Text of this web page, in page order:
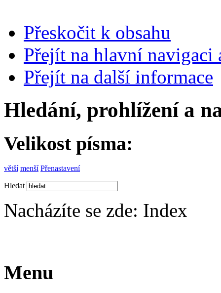
Přeskočit k obsahu
Přejít na hlavní navigaci
Přejít na další informace
Hledání, prohlížení a
Velikost písma:
větší menší Přenastavení
Hledat
Nacházíte se zde: Index
Menu